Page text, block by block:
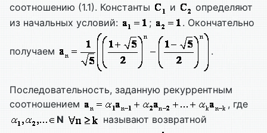
соотношению (1.1). Константы
и
определяют
из начальных условий:
; . Окончательно
получаем .
Последовательность, заданную рекуррентным
соотношением
, где
N
называют возвратной